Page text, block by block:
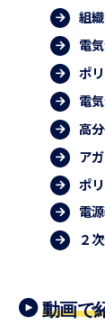
組
電
ポ
電
高
ア
ポ
電
２
動画で